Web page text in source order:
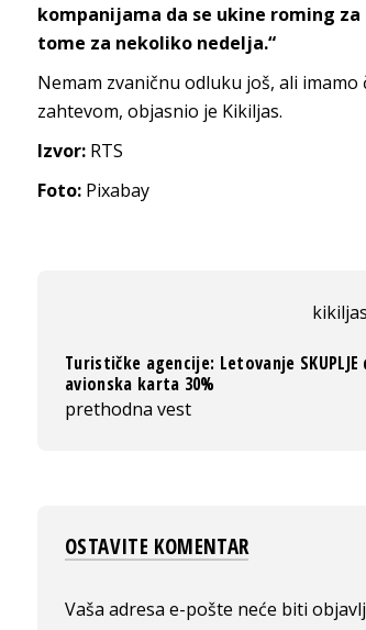
kompanijama da se ukine roming
tome za nekoliko nedelja.“
Nemam zvaničnu odluku još, ali
zahtevom, objasnio je Kikiljas.
Izvor: RTS
Foto: Pixabay
kikiljas
Turističke agencije: Letovanje SKUPLJE
avionska karta 30%
prethodna vest
OSTAVITE KOMENTAR
Vaša adresa e-pošte neće biti